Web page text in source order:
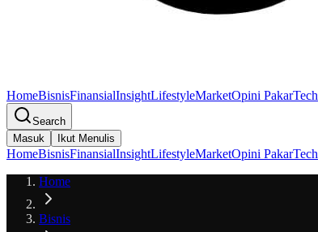
HomeBisnisFinansialInsightLifestyleMarketOpini PakarTech
Search
Masuk
Ikut Menulis
HomeBisnisFinansialInsightLifestyleMarketOpini PakarTech
Home
Bisnis